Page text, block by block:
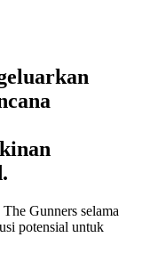
Gunners selama
potensial untuk